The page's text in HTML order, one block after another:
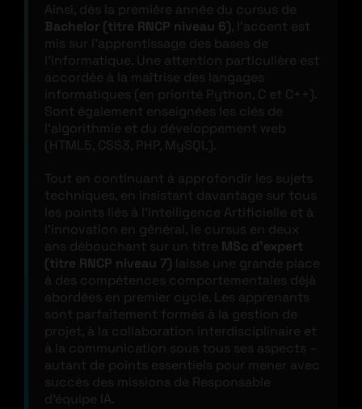
Ainsi, dès la première année du cursus de
Bachelor (titre RNCP niveau 6), l’accent est
mis sur l’apprentissage des bases de
l’informatique. Une attention particulière est
accordée à la maîtrise des langages
informatiques (en priorité Python, C et C++).
Sont également enseignées les clés de
l’algorithmie et du développement web
(HTML5, CSS3, PHP, MySQL).
Tout en continuant à approfondir les sujets
techniques, en insistant davantage sur tous
les points liés à l’Intelligence Artificielle et à
l’innovation en général, le cursus en deux
ans débouchant sur un titre MSc d’expert
(titre RNCP niveau 7) laisse une grande place
à des compétences comportementales déjà
abordées en premier cycle. Les apprenants
sont parfaitement formés à la gestion de
projet, à la collaboration interdisciplinaire et
à la communication sous tous ses aspects –
autant de points essentiels pour mener avec
succès des missions de Responsable
d’équipe IA.